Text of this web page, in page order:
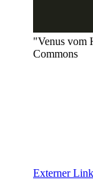
"Venus vom
Commons
Externer